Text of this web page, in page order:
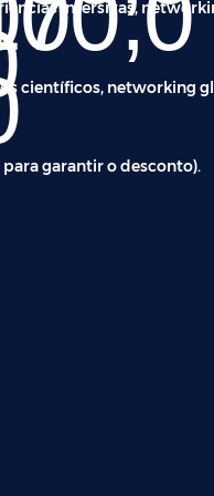
imersivas,
científicos, networking
para garantir o desconto).